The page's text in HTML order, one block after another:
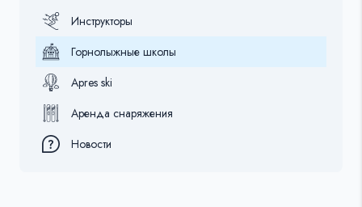
Инструкторы
Горнолыжные школы
Apres ski
Аренда снаряжения
Новости